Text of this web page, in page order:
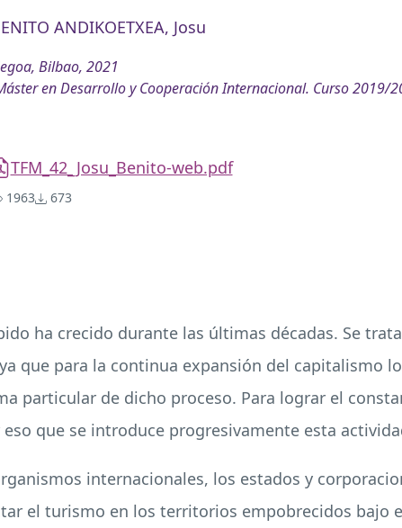
ANDIKOETXEA, Josu
Bilbao, 2021
en Desarrollo y Cooperación Internacional. Curso 2019/
TFM_42_Josu_Benito-web.pdf
1963 673
ha crecido durante las últimas décadas. Se
que para la continua expansión del capitalismo
particular de dicho proceso. Para lograr el
que se introduce progresivamente esta
internacionales, los estados y
el turismo en los territorios empobrecidos bajo